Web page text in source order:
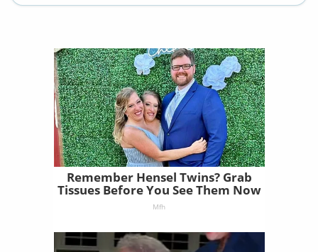
Remember Hensel Twins? Grab
Tissues Before You See Them Now
Mfh